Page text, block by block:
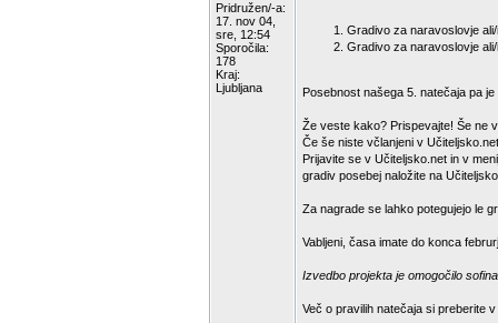
Pridružen/-a:
17. nov 04,
sre, 12:54
Sporočila:
178
Kraj:
Ljubljana
Gradivo za naravoslovje
Gradivo za naravoslovje
Posebnost našega 5. natečaja pa
Že veste kako? Prispevajte! Še ne
Če še niste včlanjeni v
Prijavite se v Učiteljsko.net in v
gradiv posebej naložite na
Za nagrade se lahko potegujejo le
Vabljeni, časa imate do konca
Izvedbo projekta je omogočilo
Več o pravilih natečaja si preberite v